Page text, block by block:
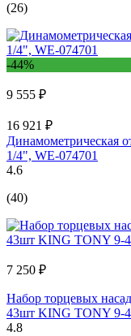
(26)
-44%
9 555 ₽
16 921 ₽
Динамометрическая
1/4", WE-074701
4.6
(40)
7 250 ₽
Набор торцевых
43шт KING TONY 9-
4.8